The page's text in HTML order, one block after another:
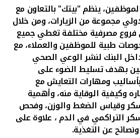
ينظم "بيتك" بالتعاون مع
مجموعة من الزيارات، ومن خلال
مصرفية مختلفة تغطي جميع
طبية للموظفين والعملاء، مع
البنك لنشر الوعي الصحي
بهدف تسليط الضوء على
ومهارات التعايش مع
وكيفية الوقاية منه، وأهمية
وقياس الضغط والوزن، وفحص
التراكمي في الدم ، علاوة على
عن التغذية.